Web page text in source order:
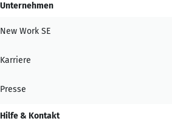
Unternehmen
New Work SE
Karriere
Presse
Hilfe & Kontakt